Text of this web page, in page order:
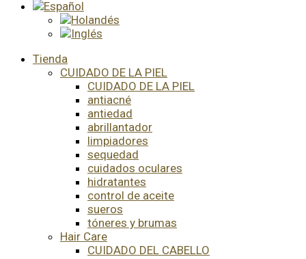
Tienda
CUIDADO DE LA PIEL
CUIDADO DE LA PIEL
antiacné
antiedad
abrillantador
limpiadores
sequedad
cuidados oculares
hidratantes
control de aceite
sueros
tóneres y brumas
Hair Care
CUIDADO DEL CABELLO